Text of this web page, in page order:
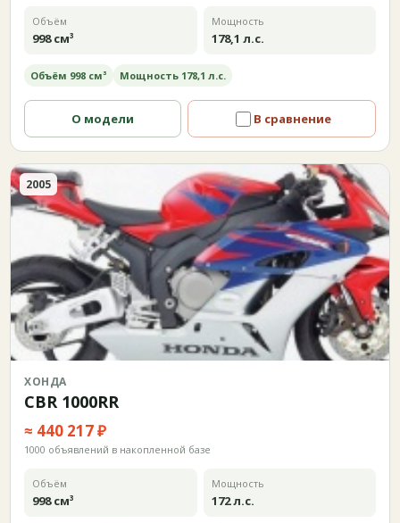
Объём
998 см³
Мощность
178,1 л.с.
Объём 998 см³ Мощность 178,1 л.с.
О модели В сравнение
2005
ХОНДА
CBR 1000RR
≈ 440 217 ₽
1000 объявлений в накопленной базе
Объём
998 см³
Мощность
172 л.с.